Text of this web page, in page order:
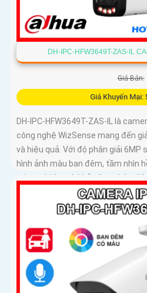
DH-IPC-HFW3649T-ZAS-IL
Giá Bán:
Giá Khuyến Mại:
DH-IPC-HFW3649T-ZAS-IL là
công nghệ WizSense mang đến
và hiệu quả. Với độ phân giải 6MP
hình ảnh màu ban đêm, tầm nhìn
micro ghi âm và khả năng nhận
camera đảm bảo giám sát chuẩn
thẻ nhớ lên đến 512GB và chuẩn